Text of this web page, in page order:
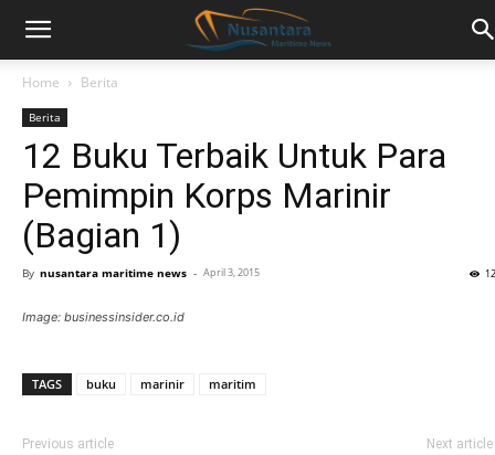
Home Berita
Berita
12 Buku Terbaik Untuk Para
Pemimpin Korps Marinir
(Bagian 1)
By nusantara maritime news - April 3, 2015
Image: businessinsider.co.id
TAGS buku marinir maritim
Previous article Next article